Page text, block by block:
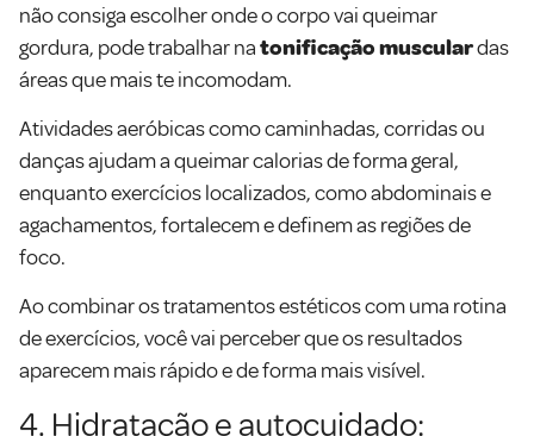
não consiga escolher onde o corpo vai queimar
gordura, pode trabalhar natonificação musculardas
áreas que mais te incomodam.
Atividades aeróbicas como caminhadas, corridas ou
danças ajudam a queimar calorias de forma geral,
enquanto exercícios localizados, como abdominais e
agachamentos, fortalecem e definem as regiões de
foco.
Ao combinar os tratamentos estéticos com uma rotina
de exercícios, você vai perceber que os resultados
aparecem mais rápido e de forma mais visível.
4. Hidratação e autocuidado: